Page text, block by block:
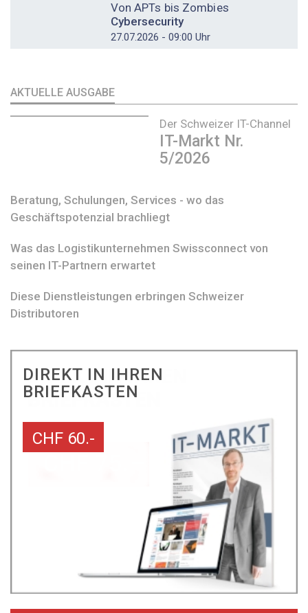
Von APTs bis Zombies
Cybersecurity
27.07.2026 - 09:00 Uhr
AKTUELLE AUSGABE
Der Schweizer IT-Channel
IT-Markt Nr.
5/2026
Beratung, Schulungen, Services - wo das
Geschäftspotenzial brachliegt
Was das Logistikunternehmen Swissconnect von
seinen IT-Partnern erwartet
Diese Dienstleistungen erbringen Schweizer
Distributoren
DIREKT IN IHREN
BRIEFKASTEN
CHF 60.-